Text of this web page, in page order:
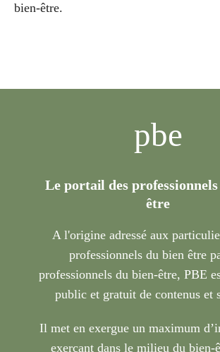
bien-être.
pbe
Le portail des
être
A l'origine adressé aux
professionnels du bien être
professionnels du bien-être, PBE
public et gratuit de contenus et
Il met en exergue un maximum
exerçant dans le milieu du bien-